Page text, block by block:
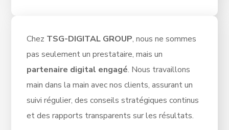
Chez TSG-DIGITAL GROUP, nous ne sommes
pas seulement un prestataire, mais un
partenaire digital engagé. Nous travaillons
main dans la main avec nos clients, assurant un
suivi régulier, des conseils stratégiques continus
et des rapports transparents sur les résultats.